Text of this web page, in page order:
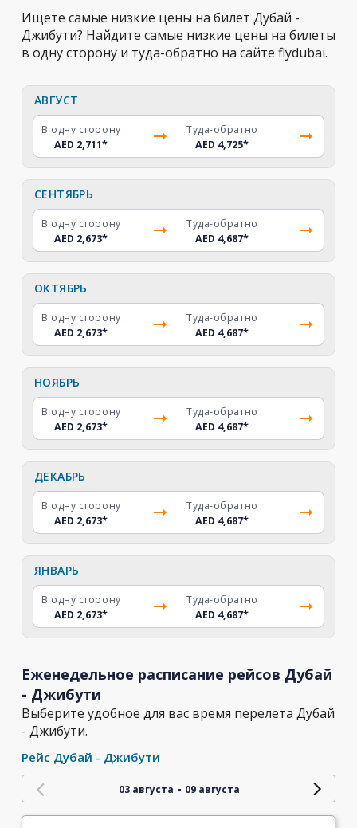
Ищете самые низкие цены на билет Дубай -
Джибути? Найдите самые низкие цены на билеты
в одну сторону и туда-обратно на сайте flydubai.
АВГУСТ
В одну сторону
AED 2,711*
Туда-обратно
AED 4,725*
СЕНТЯБРЬ
В одну сторону
AED 2,673*
Туда-обратно
AED 4,687*
ОКТЯБРЬ
В одну сторону
AED 2,673*
Туда-обратно
AED 4,687*
НОЯБРЬ
В одну сторону
AED 2,673*
Туда-обратно
AED 4,687*
ДЕКАБРЬ
В одну сторону
AED 2,673*
Туда-обратно
AED 4,687*
ЯНВАРЬ
В одну сторону
AED 2,673*
Туда-обратно
AED 4,687*
Еженедельное расписание рейсов Дубай
- Джибути
Выберите удобное для вас время перелета Дубай
- Джибути.
Рейс Дубай - Джибути
03 августа - 09 августа